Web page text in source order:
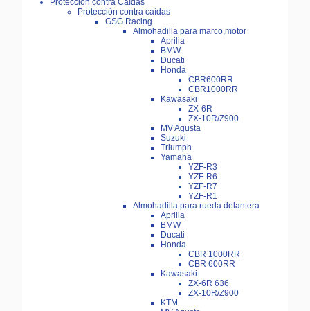
Protección contra Caídas
Protección contra caídas
GSG Racing
Almohadilla para marco,motor
Aprilia
BMW
Ducati
Honda
CBR600RR
CBR1000RR
Kawasaki
ZX-6R
ZX-10R/Z900
MV Agusta
Suzuki
Triumph
Yamaha
YZF-R3
YZF-R6
YZF-R7
YZF-R1
Almohadilla para rueda delantera
Aprilia
BMW
Ducati
Honda
CBR 1000RR
CBR 600RR
Kawasaki
ZX-6R 636
ZX-10R/Z900
KTM